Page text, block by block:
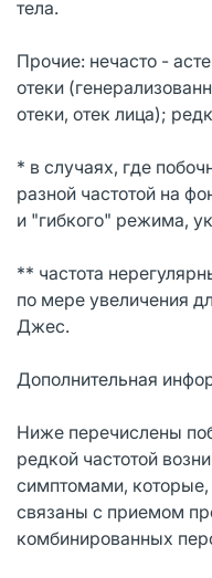
тела.
Прочие: нечасто -
отеки
отеки, отек лица);
* в случаях, где
разной частотой на
и "гибкого" режима,
** частота
по мере увеличения
Джес.
Дополнительная
Ниже перечислены
редкой частотой
симптомами, которые,
связаны с приемом
комбинированных